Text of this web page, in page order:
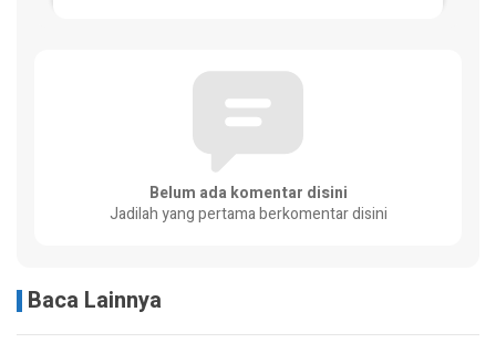
Belum ada komentar disini
Jadilah yang pertama berkomentar disini
Baca Lainnya